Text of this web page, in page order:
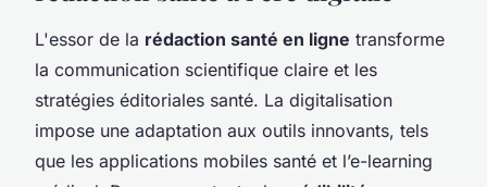
L'essor de la rédaction santé en ligne transforme
la communication scientifique claire et les
stratégies éditoriales santé. La digitalisation
impose une adaptation aux outils innovants, tels
que les applications mobiles santé et l’e-learning